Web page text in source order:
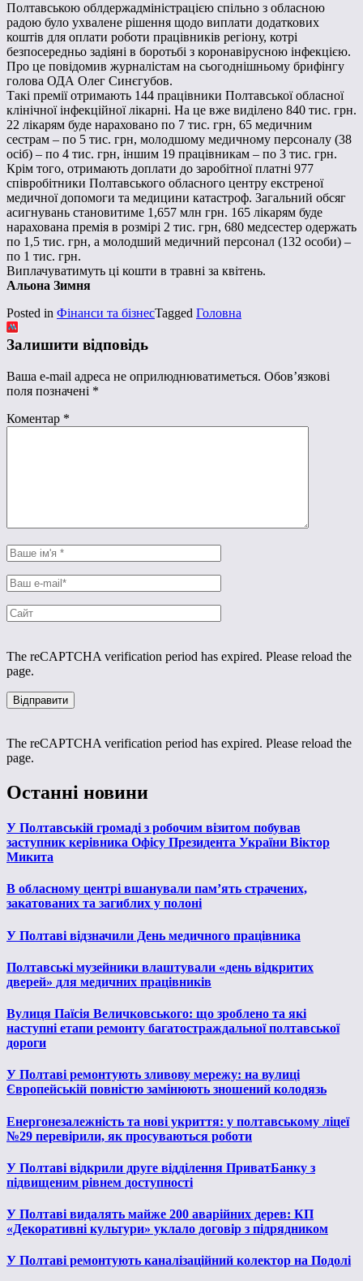
Полтавською облдержадміністрацією спільно з обласною
радою було ухвалене рішення щодо виплати додаткових
коштів для оплати роботи працівників регіону, котрі
безпосередньо задіяні в боротьбі з коронавірусною інфекцією.
Про це повідомив журналістам на сьогоднішньому брифінгу
голова ОДА Олег Синєгубов.
Такі премії отримають 144 працівники Полтавської обласної
клінічної інфекційної лікарні. На це вже виділено 840 тис. грн.
22 лікарям буде нараховано по 7 тис. грн, 65 медичним
сестрам – по 5 тис. грн, молодшому медичному персоналу (38
осіб) – по 4 тис. грн, іншим 19 працівникам – по 3 тис. грн.
Крім того, отримають доплати до заробітної платні 977
співробітники Полтавського обласного центру екстреної
медичної допомоги та медицини катастроф. Загальний обсяг
асигнувань становитиме 1,657 млн грн. 165 лікарям буде
нарахована премія в розмірі 2 тис. грн, 680 медсестер одержать
по 1,5 тис. грн, а молодший медичний персонал (132 особи) –
по 1 тис. грн.
Виплачуватимуть ці кошти в травні за квітень.
Альона Зимня
Posted in Фінанси та бізнесTagged Головна
Залишити відповідь
Ваша e-mail адреса не оприлюднюватиметься. Обов’язкові
поля позначені *
Коментар *
The reCAPTCHA verification period has expired. Please reload the
page.
The reCAPTCHA verification period has expired. Please reload the
page.
Останні новини
У Полтавській громаді з робочим візитом побував
заступник керівника Офісу Президента України Віктор
Микита
В обласному центрі вшанували пам’ять страчених,
закатованих та загиблих у полоні
У Полтаві відзначили День медичного працівника
Полтавські музейники влаштували «день відкритих
дверей» для медичних працівників
Вулиця Паїсія Величковського: що зроблено та які
наступні етапи ремонту багатостраждальної полтавської
дороги
У Полтаві ремонтують зливову мережу: на вулиці
Європейській повністю замінюють зношений колодязь
Енергонезалежність та нові укриття: у полтавському ліцеї
№29 перевірили, як просуваються роботи
У Полтаві відкрили друге відділення ПриватБанку з
підвищеним рівнем доступності
У Полтаві видалять майже 200 аварійних дерев: КП
«Декоративні культури» уклало договір з підрядником
У Полтаві ремонтують каналізаційний колектор на Подолі